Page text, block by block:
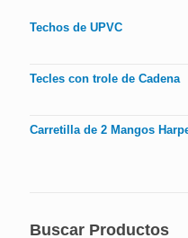
Techos de UPVC
Tecles con trole de Cadena
Carretilla de 2 Mangos
Buscar Productos